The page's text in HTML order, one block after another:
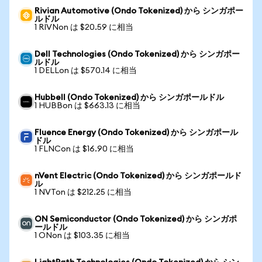
Rivian Automotive (Ondo Tokenized) から シンガポー
ルドル
1 RIVNon は $20.59 に相当
Dell Technologies (Ondo Tokenized) から シンガポー
ルドル
1 DELLon は $570.14 に相当
Hubbell (Ondo Tokenized) から シンガポールドル
1 HUBBon は $663.13 に相当
Fluence Energy (Ondo Tokenized) から シンガポール
ドル
1 FLNCon は $16.90 に相当
nVent Electric (Ondo Tokenized) から シンガポールド
ル
1 NVTon は $212.25 に相当
ON Semiconductor (Ondo Tokenized) から シンガポ
ールドル
1 ONon は $103.35 に相当